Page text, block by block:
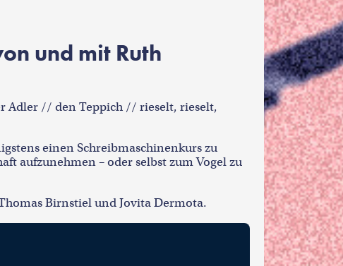
und mit Ruth
Adler // den Teppich // rieselt, rieselt,
einen Schreibmaschinenkurs zu
aufzunehmen – oder selbst zum Vogel zu
Birnstiel und Jovita Dermota.